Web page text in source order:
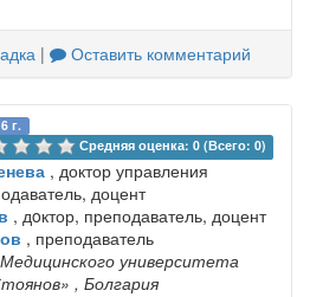
| Оставить комментарий
г.
Средняя оценка: 0 (Всего: 0)
, доктор управления
доцент
, дoктор, преподаватель, доцент
, преподаватель
университета
, Болгария